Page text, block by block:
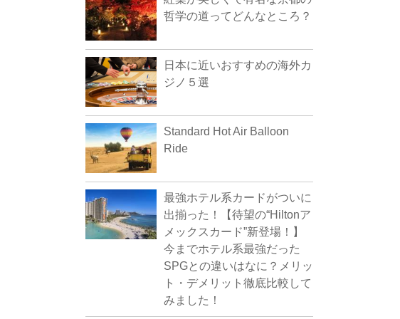
哲学の道ってどんなところ？
日本に近いおすすめの海外カ
ジノ５選
Standard Hot Air Balloon
Ride
最強ホテル系カードがついに
出揃った！【待望の“Hiltonア
メックスカード”新登場！】
今までホテル系最強だった
SPGとの違いはなに？メリッ
ト・デメリット徹底比較して
みました！